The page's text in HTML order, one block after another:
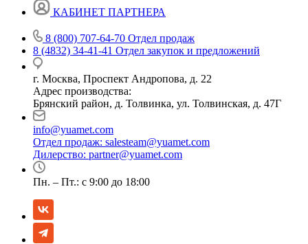
КАБИНЕТ ПАРТНЕРА
8 (800) 707-64-70 Отдел продаж
8 (4832) 34-41-41 Отдел закупок и предложений
г. Москва, Проспект Андропова, д. 22
Адрес производства:
Брянский район, д. Толвинка, ул. Толвинская, д. 47Г
info@yuamet.com
Отдел продаж: salesteam@yuamet.com
Дилерство: partner@yuamet.com
Пн. – Пт.: с 9:00 до 18:00